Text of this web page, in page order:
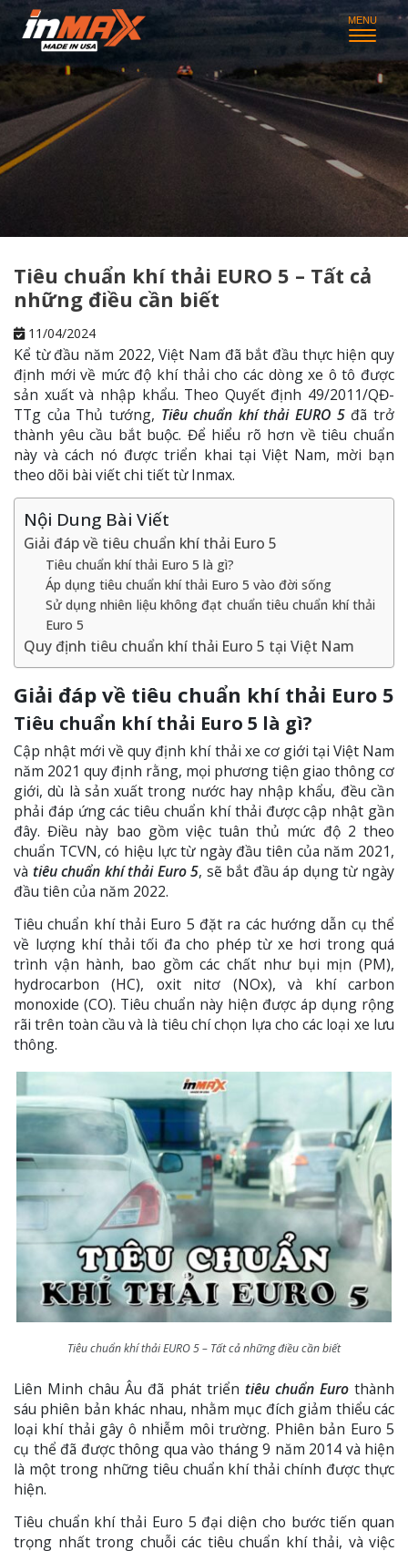
Tiêu chuẩn khí thải EURO 5 – Tất cả
những điều cần biết
11/04/2024
Kể từ đầu năm 2022, Việt Nam đã bắt đầu thực hiện quy
định mới về mức độ khí thải cho các dòng xe ô tô được
sản xuất và nhập khẩu. Theo Quyết định 49/2011/QĐ-
TTg của Thủ tướng, Tiêu chuẩn khí thải EURO 5đã trở
thành yêu cầu bắt buộc. Để hiểu rõ hơn về tiêu chuẩn
này và cách nó được triển khai tại Việt Nam, mời bạn
theo dõi bài viết chi tiết từ Inmax.
Nội Dung Bài Viết
Giải đáp về tiêu chuẩn khí thải Euro 5
Tiêu chuẩn khí thải Euro 5 là gì?
Áp dụng tiêu chuẩn khí thải Euro 5 vào đời sống
Sử dụng nhiên liệu không đạt chuẩn tiêu chuẩn khí thải
Euro 5
Quy định tiêu chuẩn khí thải Euro 5 tại Việt Nam
Giải đáp về tiêu chuẩn khí thải Euro 5
Tiêu chuẩn khí thải Euro 5 là gì?
Cập nhật mới về quy định khí thải xe cơ giới tại Việt Nam
năm 2021 quy định rằng, mọi phương tiện giao thông cơ
giới, dù là sản xuất trong nước hay nhập khẩu, đều cần
phải đáp ứng các tiêu chuẩn khí thải được cập nhật gần
đây. Điều này bao gồm việc tuân thủ mức độ 2 theo
chuẩn TCVN, có hiệu lực từ ngày đầu tiên của năm 2021,
và tiêu chuẩn khí thải Euro 5, sẽ bắt đầu áp dụng từ ngày
đầu tiên của năm 2022.
Tiêu chuẩn khí thải Euro 5 đặt ra các hướng dẫn cụ thể
về lượng khí thải tối đa cho phép từ xe hơi trong quá
trình vận hành, bao gồm các chất như bụi mịn (PM),
hydrocarbon (HC), oxit nitơ (NOx), và khí carbon
monoxide (CO). Tiêu chuẩn này hiện được áp dụng rộng
rãi trên toàn cầu và là tiêu chí chọn lựa cho các loại xe lưu
thông.
Tiêu chuẩn khí thải EURO 5 – Tất cả những điều cần biết
Liên Minh châu Âu đã phát triển tiêu chuẩn Eurothành
sáu phiên bản khác nhau, nhằm mục đích giảm thiểu các
loại khí thải gây ô nhiễm môi trường. Phiên bản Euro 5
cụ thể đã được thông qua vào tháng 9 năm 2014 và hiện
là một trong những tiêu chuẩn khí thải chính được thực
hiện.
Tiêu chuẩn khí thải Euro 5 đại diện cho bước tiến quan
trọng nhất trong chuỗi các tiêu chuẩn khí thải, và việc